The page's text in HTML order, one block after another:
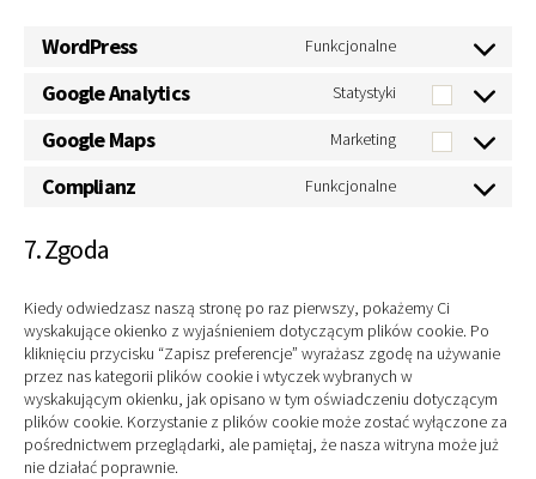
WordPress Funkcjonalne
Consent
wordpress
Google Analytics Statystyki
Consent
google-
Google Maps Marketing
Consent
Complianz Funkcjonalne
Consent
7. Zgoda
Kiedy odwiedzasz naszą stronę po raz pierwszy, pokażemy Ci
wyskakujące okienko z wyjaśnieniem dotyczącym plików cookie. Po
kliknięciu przycisku “Zapisz preferencje” wyrażasz zgodę na używanie
przez nas kategorii plików cookie i wtyczek wybranych w
wyskakującym okienku, jak opisano w tym oświadczeniu dotyczącym
plików cookie. Korzystanie z plików cookie może zostać wyłączone za
pośrednictwem przeglądarki, ale pamiętaj, że nasza witryna może już
nie działać poprawnie.